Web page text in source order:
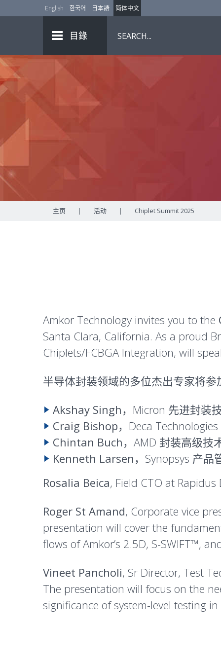
English 한국어 日本語 简体中文
目錄
主页 | 活动 | Chiplet Summit 2025
Amkor Technology invites you to the
Santa Clara, California. As a proud
Chiplets/FCBGA Integration, will
半导体封装领域的多位杰出专家将
Akshay Singh，Micron 先进封装
Craig Bishop，Deca
Chintan Buch，AMD 封装高级技
Kenneth Larsen，Synopsys 产品
Rosalia Beica, Field CTO at
Roger St Amand, Corporate vice
presentation will cover the
flows of Amkor’s 2.5D, S-SWIFT™,
Vineet Pancholi, Sr Director, Test
The presentation will focus on the
significance of system-level testing